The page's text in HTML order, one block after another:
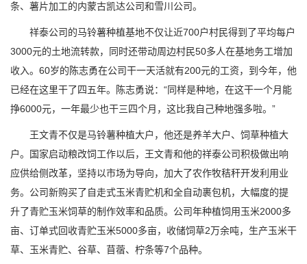
条、薯片加工的内蒙古凯达公司和雪川公司。
祥泰公司的马铃薯种植基地不仅让近700户村民得到了平均每户
3000元的土地流转款，同时还带动周边村民50多人在基地务工增加
收入。60岁的陈志勇在公司干一天活就有200元的工资，到今年，他
已经在这里干了四五年。陈志勇说：“同样是种地，在这干一个月能
挣6000元，一年最少也干三四个月，这比我自己种地强多啦。”
王文青不仅是马铃薯种植大户，他还是养羊大户、饲草种植大
户。国家启动粮改饲工作以后，王文青和他的祥泰公司积极做出响
应供给侧改革，坚持以市场为导向，加大了农作牧秸秆开发利用业
务。公司新购买了自走式玉米青贮机和全自动裹包机，大幅度的提
升了青贮玉米饲草的制作效率和品质。公司年种植饲用玉米2000多
亩、订单式回收青贮玉米5000多亩，收储饲草2万余吨，生产玉米干
草、玉米青贮、谷草、苜蓿、柠条等7个品种。